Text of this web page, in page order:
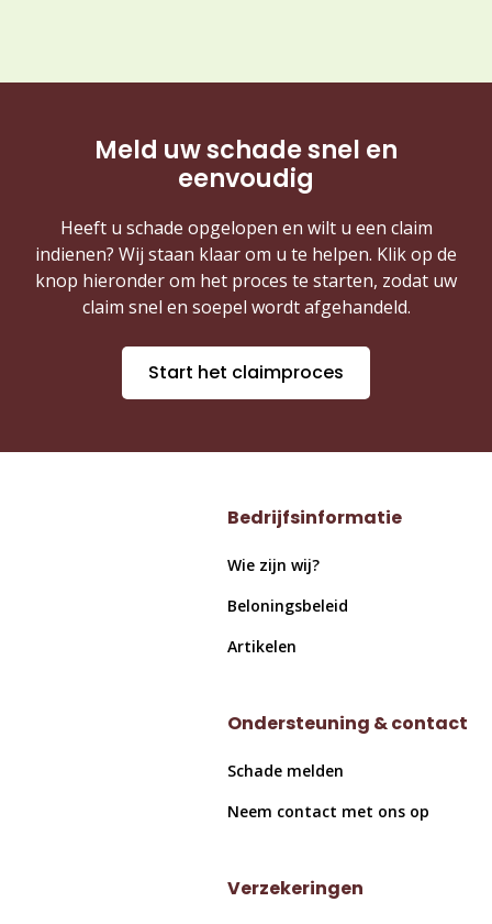
Meld uw schade snel en
eenvoudig
Heeft u schade opgelopen en wilt u een claim
indienen? Wij staan klaar om u te helpen. Klik op de
knop hieronder om het proces te starten, zodat uw
claim snel en soepel wordt afgehandeld.
Start het claimproces
Bedrijfsinformatie
Wie zijn wij?
Beloningsbeleid
Artikelen
Ondersteuning & contact
Schade melden
Neem contact met ons op
Verzekeringen